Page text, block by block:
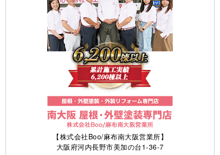
【株式会社Boo/麻布南大阪営業所】
大阪府河内長野市美加の台1-36-7